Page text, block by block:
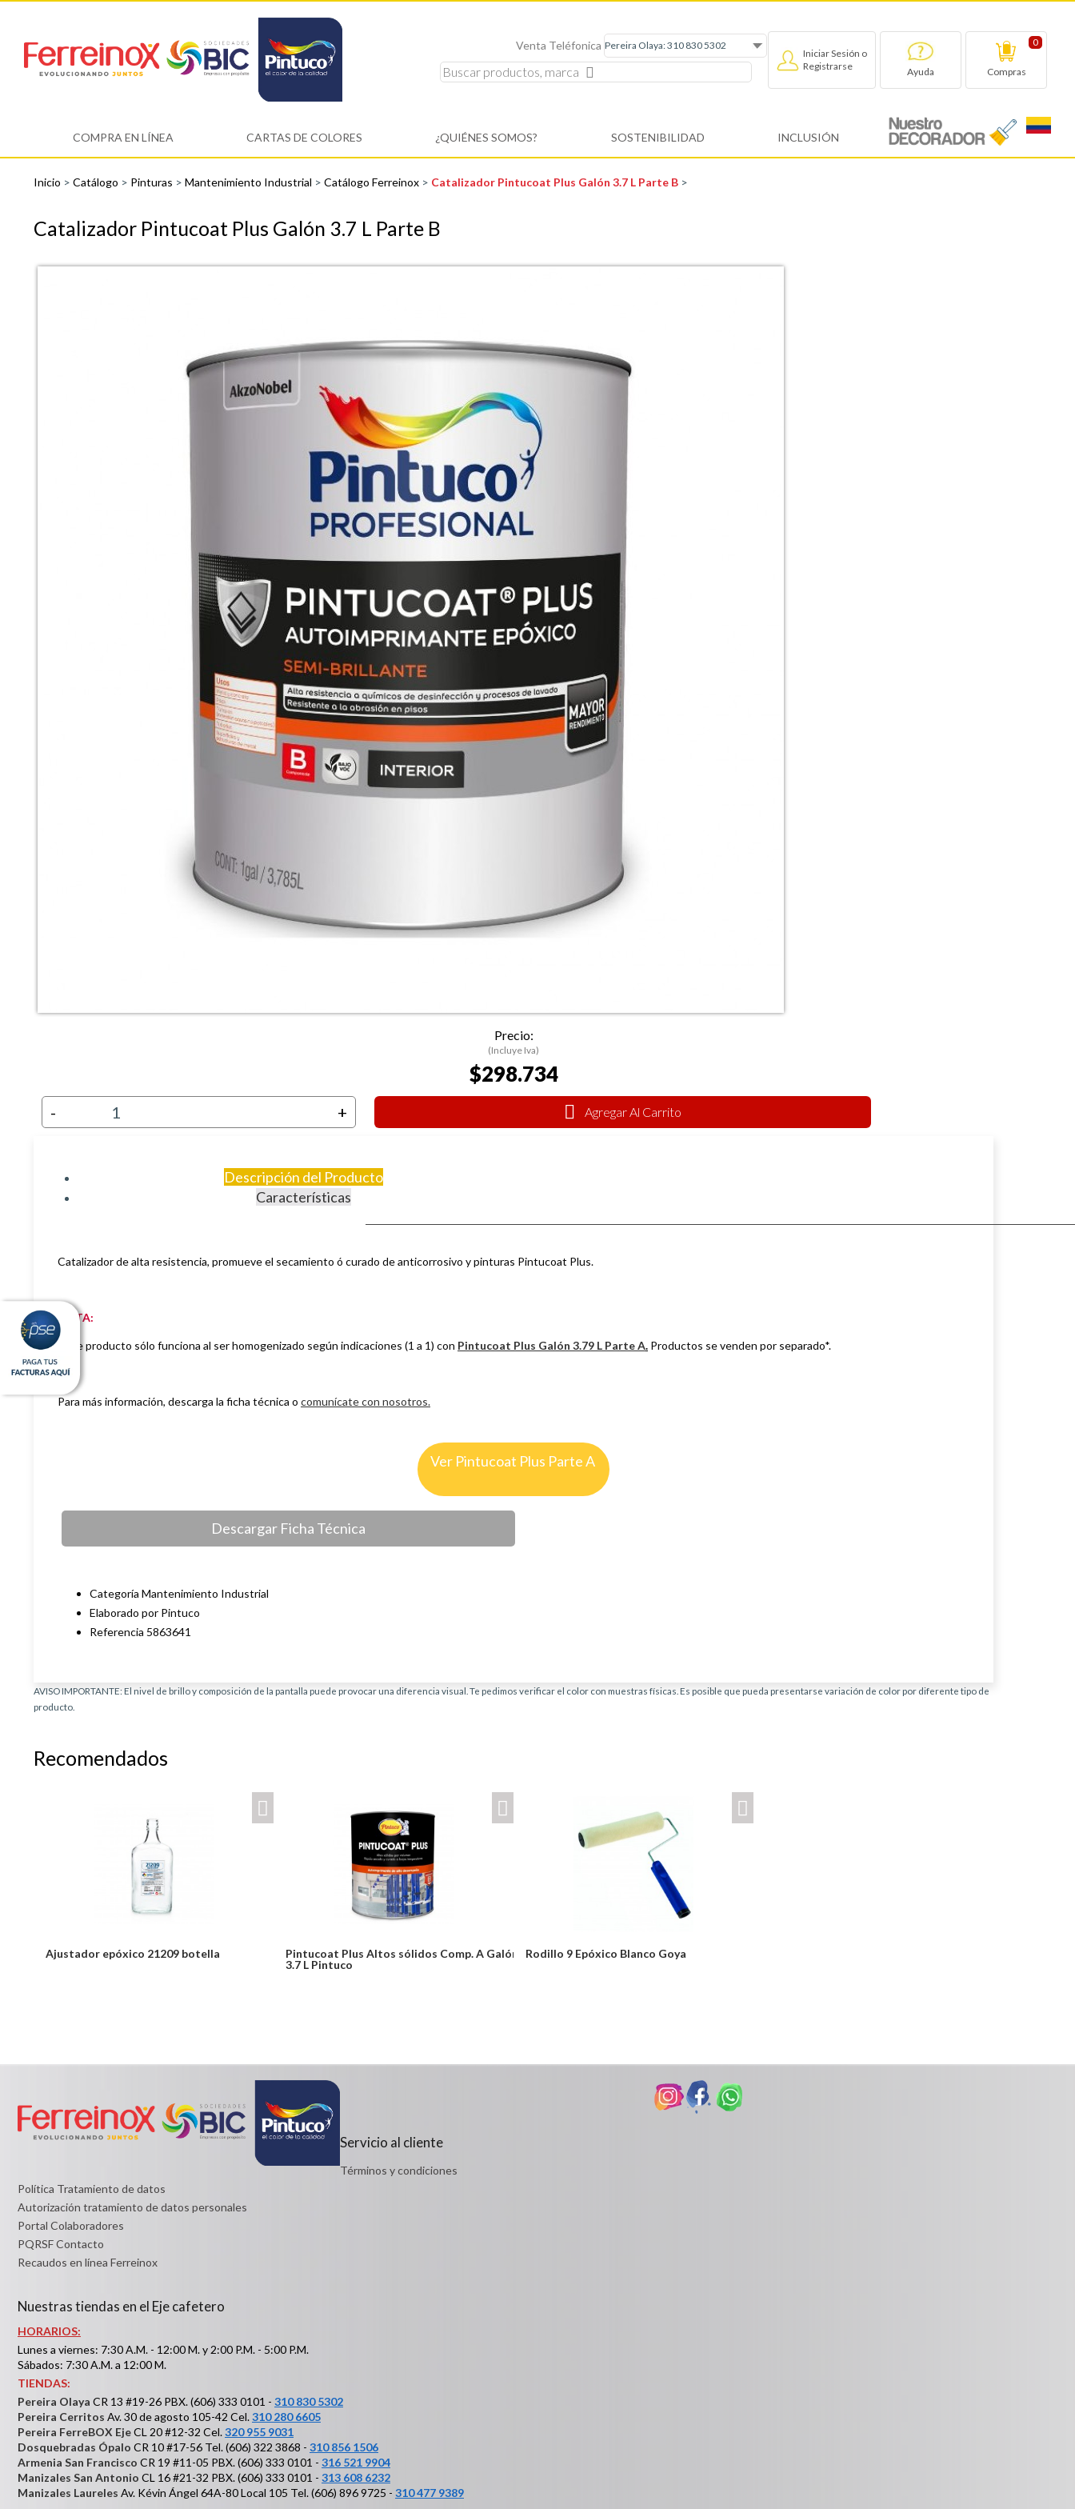
Venta Teléfonica
Iniciar Sesión o
Registrarse
Ayuda
0
Compras
COMPRA EN LÍNEA CARTAS DE COLORES ¿QUIÉNES SOMOS? SOSTENIBILIDAD INCLUSIÓN
Inicio > Catálogo > Pinturas > Mantenimiento Industrial > Catálogo Ferreinox > Catalizador Pintucoat Plus Galón 3.7 L Parte B >
Catalizador Pintucoat Plus Galón 3.7 L Parte B
Precio:
(Incluye Iva)
$298.734
- + Agregar Al Carrito
Descripción del Producto
Características
Catalizador de alta resistencia, promueve el secamiento ó curado de anticorrosivo y pinturas Pintucoat Plus.
NOTA:
Este producto sólo funciona al ser homogenizado según indicaciones (1 a 1) con Pintucoat Plus Galón 3.79 L Parte A. Productos se venden por separado*.
Para más información, descarga la ficha técnica o comunícate con nosotros.
Ver Pintucoat Plus Parte A
Descargar Ficha Técnica
Categoría Mantenimiento Industrial
Elaborado por Pintuco
Referencia 5863641
AVISO IMPORTANTE: El nivel de brillo y composición de la pantalla puede provocar una diferencia visual. Te pedimos verificar el color con muestras físicas. Es posible que pueda presentarse variación de color por diferente tipo de
producto.
Recomendados
Ajustador epóxico 21209 botella
Detalles
Pintucoat Plus Altos sólidos Comp. A Galón
3.7 L Pintuco
Rodillo 9 Epóxico Blanco Goya
Servicio al cliente
Términos y condiciones
Política Tratamiento de datos
Autorización tratamiento de datos personales
Portal Colaboradores
PQRSF Contacto
Recaudos en línea Ferreinox
Nuestras tiendas en el Eje cafetero
HORARIOS:
Lunes a viernes: 7:30 A.M. - 12:00 M. y 2:00 P.M. - 5:00 P.M.
Sábados: 7:30 A.M. a 12:00 M.
TIENDAS:
Pereira Olaya CR 13 #19-26 PBX. (606) 333 0101 - 310 830 5302
Pereira Cerritos Av. 30 de agosto 105-42 Cel.310 280 6605
Pereira FerreBOX EjeCL 20 #12-32 Cel.320 955 9031
Dosquebradas Ópalo CR 10 #17-56 Tel. (606) 322 3868 - 310 856 1506
Armenia San Francisco CR 19 #11-05 PBX. (606) 333 0101 - 316 521 9904
Manizales San Antonio CL 16 #21-32 PBX. (606) 333 0101 - 313 608 6232
Manizales Laureles Av. Kévin Ángel 64A-80 Local 105 Tel. (606) 896 9725 - 310 477 9389